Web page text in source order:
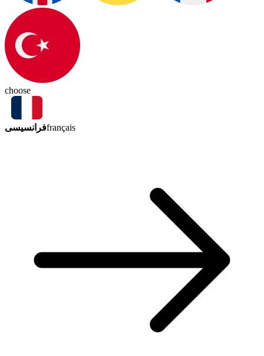
choose
فرانسیسیfrançais